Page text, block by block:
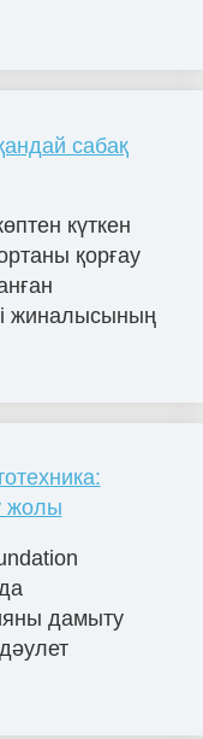
сабақ
күткен
қорғау
жиналысының
жолы
дамыту